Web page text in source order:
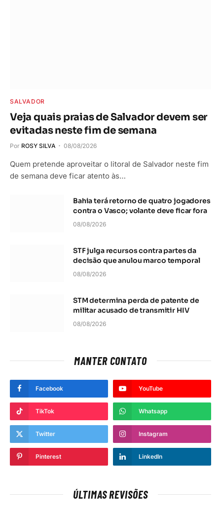
SALVADOR
Veja quais praias de Salvador devem ser
evitadas neste fim de semana
Por ROSY SILVA 08/08/2026
Quem pretende aproveitar o litoral de Salvador neste fim
de semana deve ficar atento às…
Bahia terá retorno de quatro jogadores
contra o Vasco; volante deve ficar fora
08/08/2026
STF julga recursos contra partes da
decisão que anulou marco temporal
08/08/2026
STM determina perda de patente de
militar acusado de transmitir HIV
08/08/2026
MANTER CONTATO
Facebook YouTube
TikTok Whatsapp
Twitter Instagram
Pinterest LinkedIn
ÚLTIMAS REVISÕES